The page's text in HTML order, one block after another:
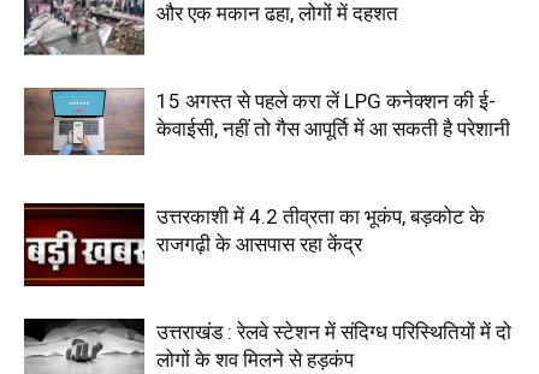
और एक मकान ढहा, लोगों में दहशत
15 अगस्त से पहले करा लें LPG कनेक्शन की ई-
केवाईसी, नहीं तो गैस आपूर्ति में आ सकती है परेशानी
उत्तरकाशी में 4.2 तीव्रता का भूकंप, बड़कोट के
राजगढ़ी के आसपास रहा केंद्र
उत्तराखंड : रेलवे स्टेशन में संदिग्ध परिस्थितियों में दो
लोगों के शव मिलने से हड़कंप